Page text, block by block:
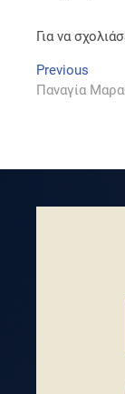
Για να
Πλοήγηση
άρθρων
Previous
post:
Παναγία